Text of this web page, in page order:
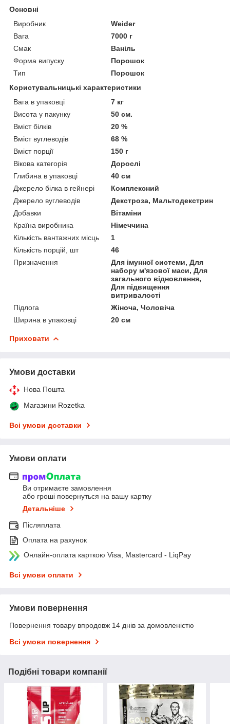
Основні
Виробник
Weider
Вага
7000 г
Смак
Ваніль
Форма випуску
Порошок
Тип
Порошок
Користувальницькі характеристики
Вага в упаковці
7 кг
Висота у пакунку
50 см.
Вміст білків
20 %
Вміст вуглеводів
68 %
Вміст порції
150 г
Вікова категорія
Дорослі
Глибина в упаковці
40 см
Джерело білка в гейнері
Комплексний
Джерело вуглеводів
Декстроза, Мальтодекстрин
Добавки
Вітаміни
Країна виробника
Німеччина
Кількість вантажних місць
1
Кількість порцій, шт
46
Призначення
Для імунної системи, Для
набору м'язової маси, Для
загального відновлення,
Для підвищення
витривалості
Підлога
Жіноча, Чоловіча
Ширина в упаковці
20 см
Приховати
Умови доставки
Нова Пошта
Магазини Rozetka
Всі умови доставки
Умови оплати
Ви отримаєте замовлення
або гроші повернуться на вашу картку
Детальніше
Післяплата
Оплата на рахунок
Онлайн-оплата карткою Visa, Mastercard - LiqPay
Всі умови оплати
Умови повернення
Повернення товару впродовж 14 днів за домовленістю
Всі умови повернення
Подібні товари компанії